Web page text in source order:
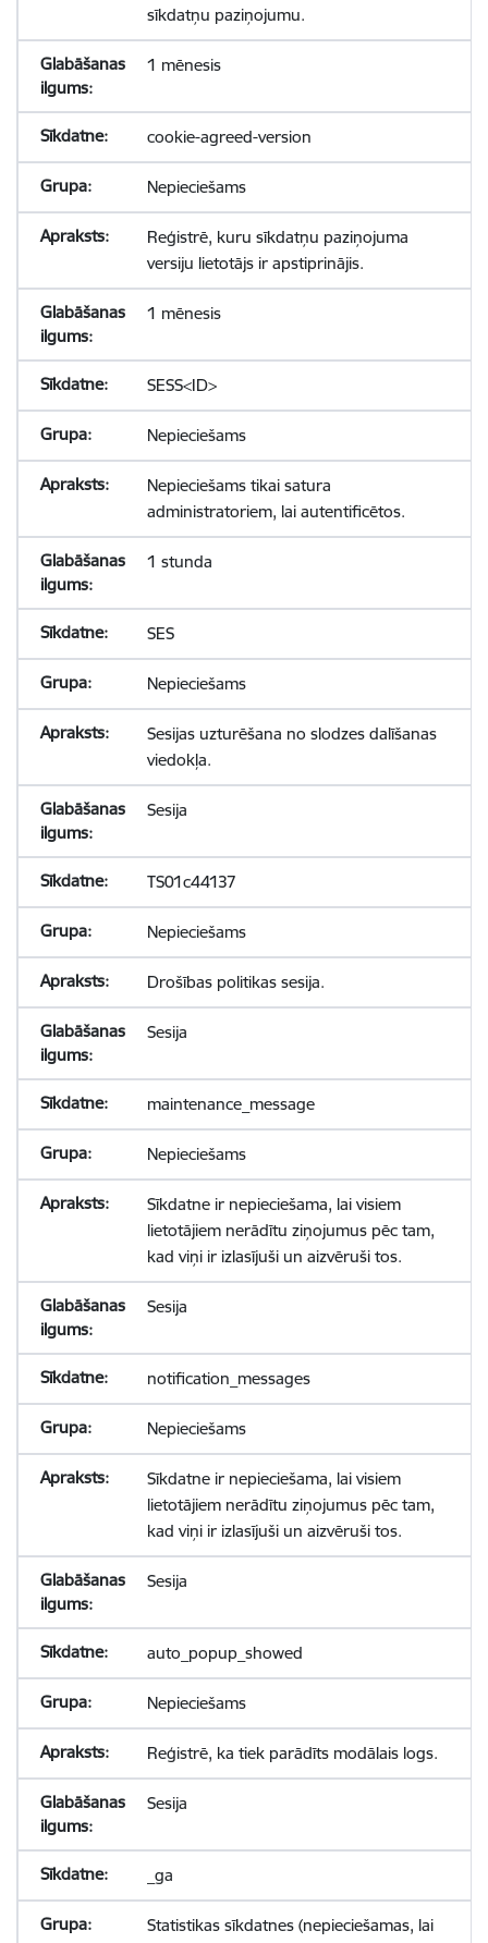
sīkdatņu paziņojumu.
1 mēnesis
cookie-agreed-version
Nepieciešams
Reģistrē, kuru sīkdatņu paziņojuma
versiju lietotājs ir apstiprinājis.
1 mēnesis
SESS<ID>
Nepieciešams
Nepieciešams tikai satura
administratoriem, lai autentificētos.
1 stunda
SES
Nepieciešams
Sesijas uzturēšana no slodzes dalīšanas
viedokļa.
Sesija
TS01c44137
Nepieciešams
Drošības politikas sesija.
Sesija
maintenance_message
Nepieciešams
Sīkdatne ir nepieciešama, lai visiem
lietotājiem nerādītu ziņojumus pēc tam,
kad viņi ir izlasījuši un aizvēruši tos.
Sesija
notification_messages
Nepieciešams
Sīkdatne ir nepieciešama, lai visiem
lietotājiem nerādītu ziņojumus pēc tam,
kad viņi ir izlasījuši un aizvēruši tos.
Sesija
auto_popup_showed
Nepieciešams
Reģistrē, ka tiek parādīts modālais logs.
Sesija
_ga
Statistikas sīkdatnes (nepieciešamas, lai